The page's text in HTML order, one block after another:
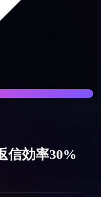
信効率30%